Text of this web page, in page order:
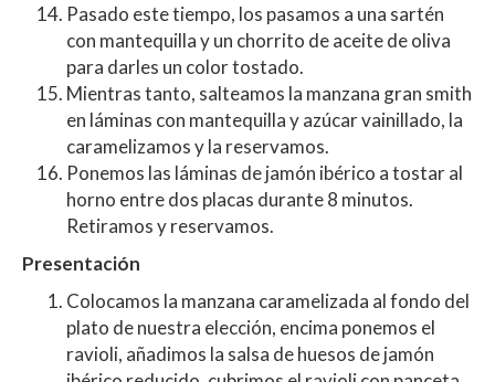
Pasado este tiempo, los pasamos a una sartén
con mantequilla y un chorrito de aceite de oliva
para darles un color tostado.
Mientras tanto, salteamos la manzana gran smith
en láminas con mantequilla y azúcar vainillado, la
caramelizamos y la reservamos.
Ponemos las láminas de jamón ibérico a tostar al
horno entre dos placas durante 8 minutos.
Retiramos y reservamos.
Presentación
Colocamos la manzana caramelizada al fondo del
plato de nuestra elección, encima ponemos el
ravioli, añadimos la salsa de huesos de jamón